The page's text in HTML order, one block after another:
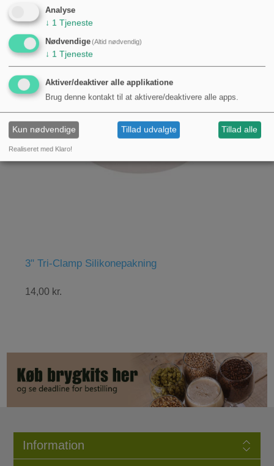
3" Tri-Clamp Silikonepakning
14,00 kr.
Information
Analyse
↓ 1 Tjeneste
Nødvendige(Altid nødvendig)
↓ 1 Tjeneste
Aktiver/deaktiver alle applikatione
Brug denne kontakt til at aktivere/deaktivere alle apps.
Kun nødvendige Tillad udvalgte Tillad alle
Realiseret med Klaro!